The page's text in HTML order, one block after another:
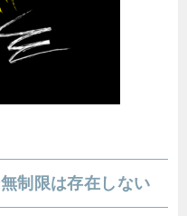
制限は存在しない